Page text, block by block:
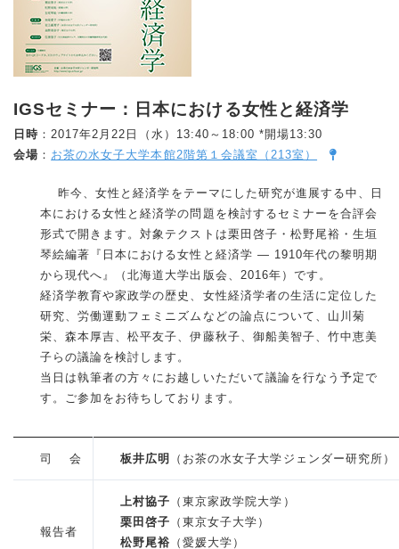
IGSセミナー：日本における女性と経済学
日時 ：2017年2月22日（水）13:40～18:00 *開場13:30
会場 ： お茶の水女子大学本館2階第１会議室（213室）
昨今、女性と経済学をテーマにした研究が進展する中、日
本における女性と経済学の問題を検討するセミナーを合評会
形式で開きます。対象テクストは栗田啓子・松野尾裕・生垣
琴絵編著『日本における女性と経済学 ― 1910年代の黎明期
から現代へ』（北海道大学出版会、2016年）です。
経済学教育や家政学の歴史、女性経済学者の生活に定位した
研究、労働運動フェミニズムなどの論点について、山川菊
栄、森本厚吉、松平友子、伊藤秋子、御船美智子、竹中恵美
子らの議論を検討します。
当日は執筆者の方々にお越しいただいて議論を行なう予定で
す。ご参加をお待ちしております。
司 会 板井広明 （お茶の水女子大学ジェンダー研究所）
報告者
上村協子 （東京家政学院大学）
栗田啓子 （東京女子大学）
松野尾裕 （愛媛大学）